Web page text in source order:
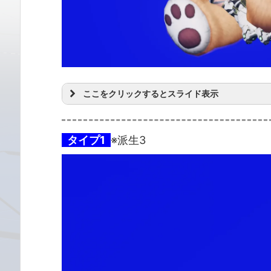
ここをクリックするとスライド表示
タイプ1 ※派生3